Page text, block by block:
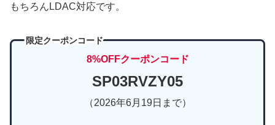
もちろんLDAC対応です。
限定クーポンコード
8%OFFクーポンコード
SP03RVZY05
（2026年6月19日まで）